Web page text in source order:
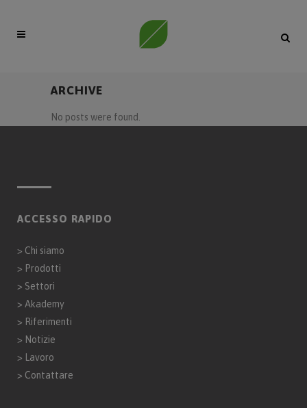
ARCHIVE
No posts were found.
ACCESSO RAPIDO
> Chi siamo
> Prodotti
> Settori
> Akademy
> Riferimenti
> Notizie
>
Lavoro
> Contattare